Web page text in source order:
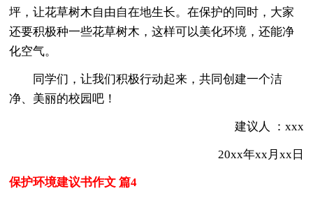
坪，让花草树木自由自在地生长。在保护的同时，大家
还要积极种一些花草树木，这样可以美化环境，还能净
化空气。
同学们，让我们积极行动起来，共同创建一个洁
净、美丽的校园吧！
建议人 ：xxx
20xx年xx月xx日
保护环境建议书作文 篇4